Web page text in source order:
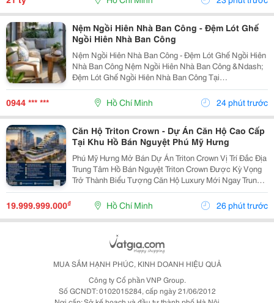
Nệm Ngồi Hiên Nhà Ban Công - Đệm Lót Ghế
Ngồi Hiên Nhà Ban Công
Nệm Ngồi Hiên Nhà Ban Công - Đệm Lót Ghế Ngồi Hiên
Nhà Ban Công Nệm Ngồi Hiên Nhà Ban Công &Ndash;
Đệm Lót Ghế Ngồi Hiên Nhà Ban Công Tại
Nemngoi.com Có Nhiều Chất Liệu, Độ Dày, Kích Thước
Và Màu Sắc Để Lựa Chọn Theo Nhu Cầu. Sản Phẩm
Bán Sỉ Và Lẻ,...
0944 *** *** Hồ Chí Minh 24 phút trước
Căn Hộ Triton Crown - Dự Án Căn Hộ Cao Cấp
Tại Khu Hồ Bán Nguyệt Phú Mỹ Hưng
Phú Mỹ Hưng Mở Bán Dự Án Triton Crown Vị Trí Đắc Địa
Trung Tâm Hồ Bán Nguyệt Triton Crown Được Kỳ Vọng
Trở Thành Biểu Tượng Căn Hộ Luxury Mới Ngay Trung
Tâm Hồ Bán Nguyệt &Ndash; Nơi Hội Tụ Cộng Đồng
Cư Dân Đẳng Cấp Và Giá Trị Tích Sản Bền Vững...
19.999.999.000₫ Hồ Chí Minh 26 phút trước
MUA SẮM HẠNH PHÚC, KINH DOANH HIỆU QUẢ
Công ty Cổ phần VNP Group.
Số GCNDT: 0102015284, cấp ngày 21/06/2012